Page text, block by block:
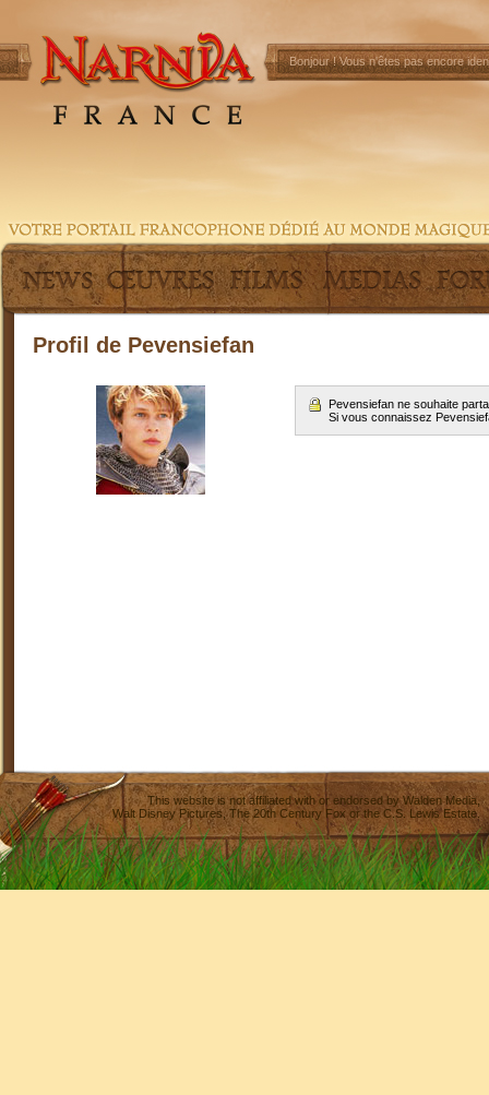
Bonjour !Vous n'êtes pas encore
Profil de Pevensiefan
Pevensiefan ne souhaite
Si vous connaissez
This website is not affiliated with or endorsed byWalden Media
Walt Disney Pictures,The 20th Century Fox or the C.S. Lewis Estate.